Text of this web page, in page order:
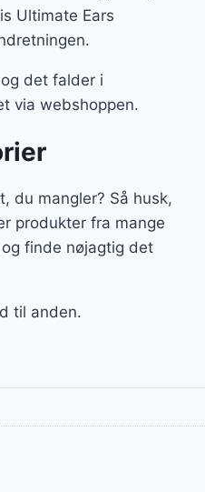
Ultimate Ears
det falder i
via webshoppen.
du mangler? Så husk,
produkter fra mange
finde nøjagtig det
til anden.